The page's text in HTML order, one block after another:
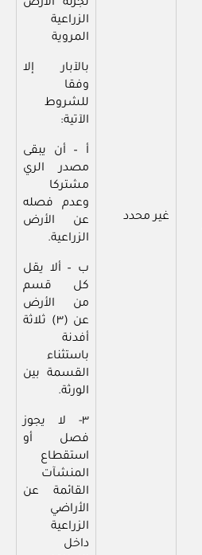
غير محدد
تجزئة الأرض
الزراعية
المروية
بالآبار إلا
وفقا
للشروط
الآتية:
أ – أن يبقى
مصدر الري
مشتركا
وعدم فصله
عن الأرض
الزراعية.
ب – ألا يقل
كل قسم
من الأرض
عن (٣) ثلاثة
أفدنة
باستثناء
القسمة بين
الورثة.
٣- لا يجوز
فصل أو
استقطاع
المنشآت
القائمة عن
الأراضي
الزراعية
داخل